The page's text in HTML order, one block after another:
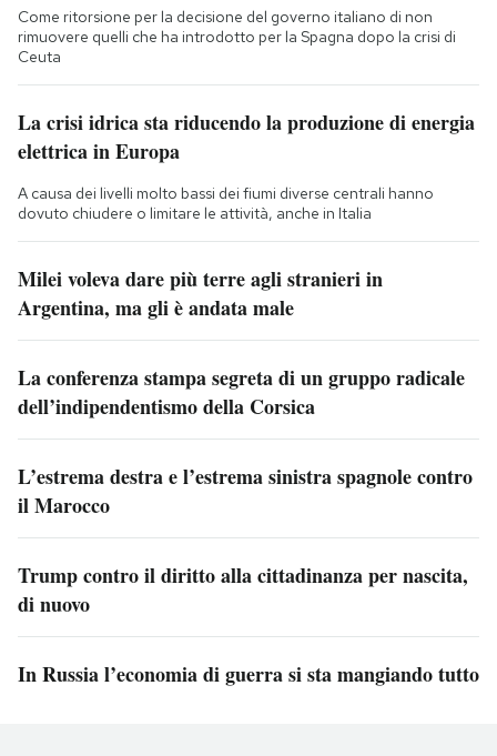
Come ritorsione per la decisione del governo italiano di non
rimuovere quelli che ha introdotto per la Spagna dopo la crisi di
Ceuta
La crisi idrica sta riducendo la produzione di energia
elettrica in Europa
A causa dei livelli molto bassi dei fiumi diverse centrali hanno
dovuto chiudere o limitare le attività, anche in Italia
Milei voleva dare più terre agli stranieri in
Argentina, ma gli è andata male
La conferenza stampa segreta di un gruppo radicale
dell’indipendentismo della Corsica
L’estrema destra e l’estrema sinistra spagnole contro
il Marocco
Trump contro il diritto alla cittadinanza per nascita,
di nuovo
In Russia l’economia di guerra si sta mangiando tutto